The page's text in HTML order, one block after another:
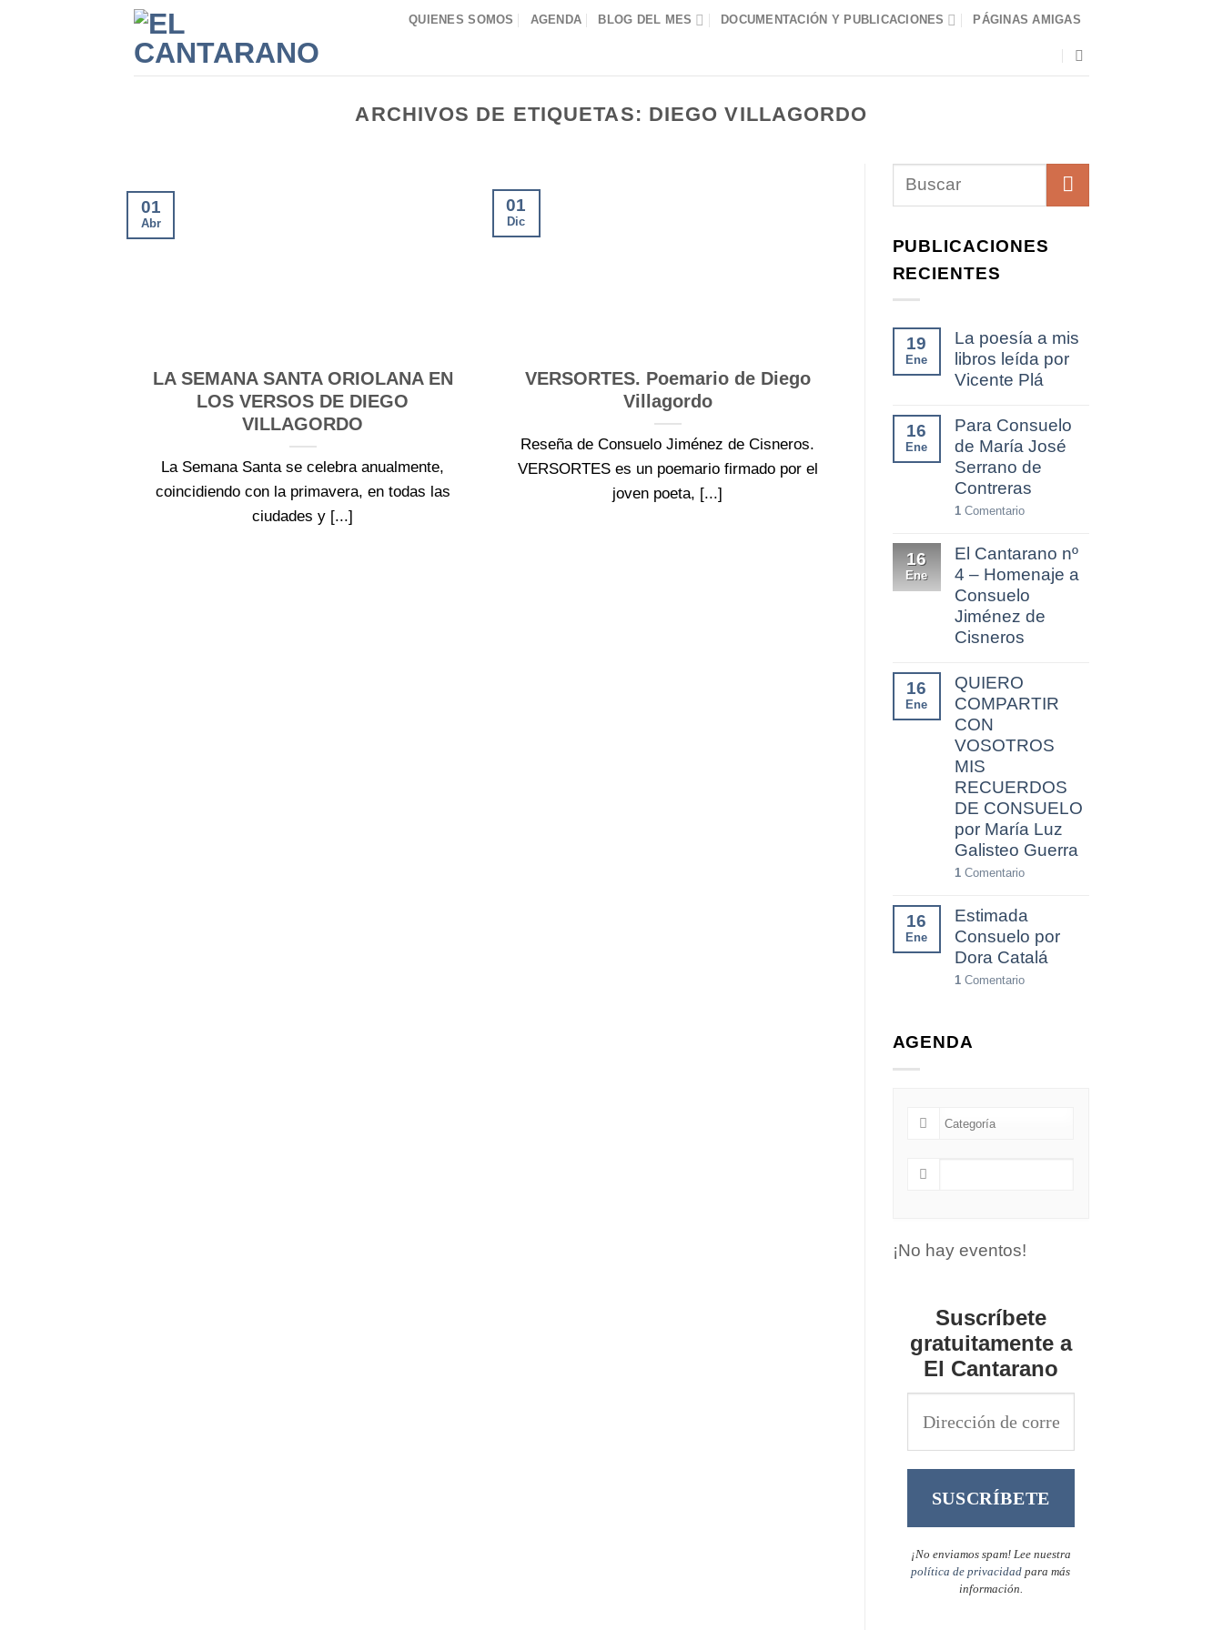
QUIENES SOMOS AGENDA BLOG DEL MES DOCUMENTACIÓN Y PUBLICACIONES PÁGINAS AMIGAS
ARCHIVOS DE ETIQUETAS: DIEGO VILLAGORDO
LA SEMANA SANTA ORIOLANA EN
LOS VERSOS DE DIEGO
VILLAGORDO
La Semana Santa se celebra anualmente,
coincidiendo con la primavera, en todas las
ciudades y [...]
01
Abr
VERSORTES. Poemario de Diego
Villagordo
Reseña de Consuelo Jiménez de Cisneros.
VERSORTES es un poemario firmado por el
joven poeta, [...]
01
Dic
PUBLICACIONES
RECIENTES
19
Ene
La poesía a mis
libros leída por
Vicente Plá
16
Ene
Para Consuelo
de María José
Serrano de
Contreras
1Comentario
16
Ene
El Cantarano nº
4 – Homenaje a
Consuelo
Jiménez de
Cisneros
16
Ene
QUIERO
COMPARTIR
CON
VOSOTROS
MIS
RECUERDOS
DE CONSUELO
por María Luz
Galisteo Guerra
1Comentario
16
Ene
Estimada
Consuelo por
Dora Catalá
1Comentario
AGENDA
¡No hay eventos!
Suscríbete
gratuitamente a
El Cantarano
¡No enviamos spam! Lee nuestra
política de privacidad para más
información.